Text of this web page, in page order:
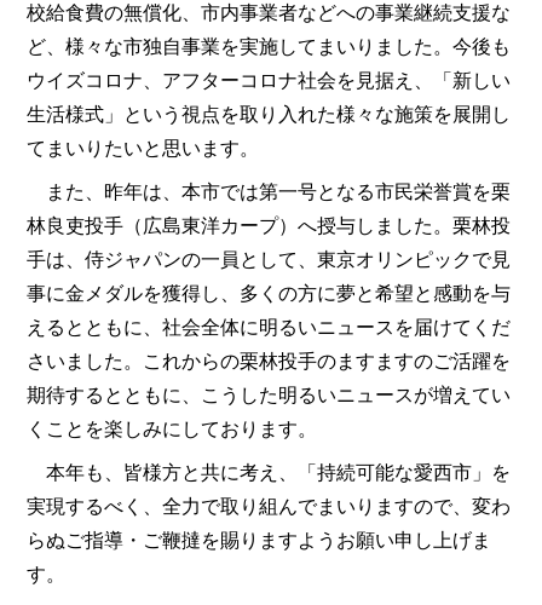
校給食費の無償化、市内事業者などへの事業継続支援な
ど、様々な市独自事業を実施してまいりました。今後も
ウイズコロナ、アフターコロナ社会を見据え、「新しい
生活様式」という視点を取り入れた様々な施策を展開し
てまいりたいと思います。
また、昨年は、本市では第一号となる市民栄誉賞を栗
林良吏投手（広島東洋カープ）へ授与しました。栗林投
手は、侍ジャパンの一員として、東京オリンピックで見
事に金メダルを獲得し、多くの方に夢と希望と感動を与
えるとともに、社会全体に明るいニュースを届けてくだ
さいました。これからの栗林投手のますますのご活躍を
期待するとともに、こうした明るいニュースが増えてい
くことを楽しみにしております。
本年も、皆様方と共に考え、「持続可能な愛西市」を
実現するべく、全力で取り組んでまいりますので、変わ
らぬご指導・ご鞭撻を賜りますようお願い申し上げま
す。